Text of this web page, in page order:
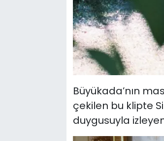
Büyükada’nın
çekilen bu klipte
duygusuyla